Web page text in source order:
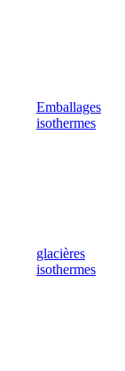
Emballages
isothermes
glacières
isothermes